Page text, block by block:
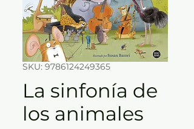
SKU: 9786124249365
La sinfonía de
los animales